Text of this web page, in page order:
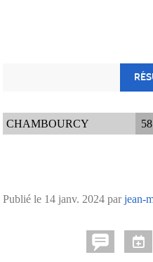
CHAMBOURCY 58
Publié le 14 janv. 2024 parjean-